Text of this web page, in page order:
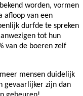
worden, vormen
afloop van een
durfde te spreken
tot hun
van de boeren zelf
mensen duidelijk
gevaarlijker zijn dan